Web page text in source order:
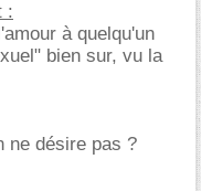
:
à quelqu'un
bien sur, vu la
ne désire pas ?